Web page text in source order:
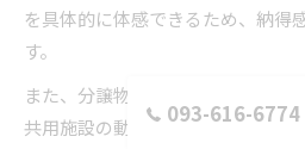
を具体的に体感できるため、納得
す。
また、分譲物件のモデルルームで
共用施設の動線や収納スペースの
093-616-6774